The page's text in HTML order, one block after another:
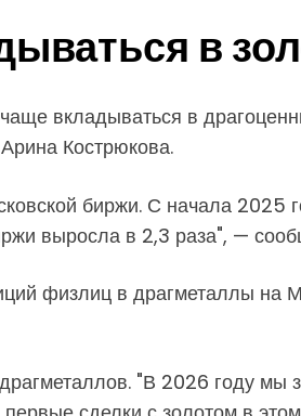
в
вкладываться в
Кострюкова.
биржи​​​. С начала 2025
выросла в 2,3 раза", —
физлиц в драгметаллы
"В 2026 году мы